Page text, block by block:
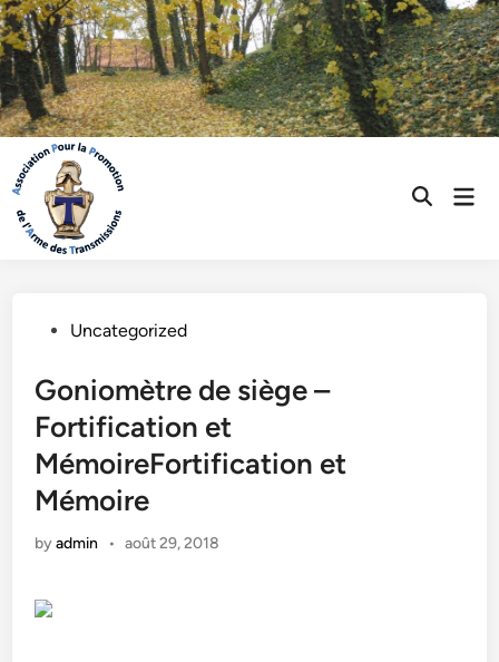
Skip
to
content
Open
PostedUncategorized
Goniomètre de siège –
Fortification et
MémoireFortification et
Mémoire
byadmin • août 29, 2018